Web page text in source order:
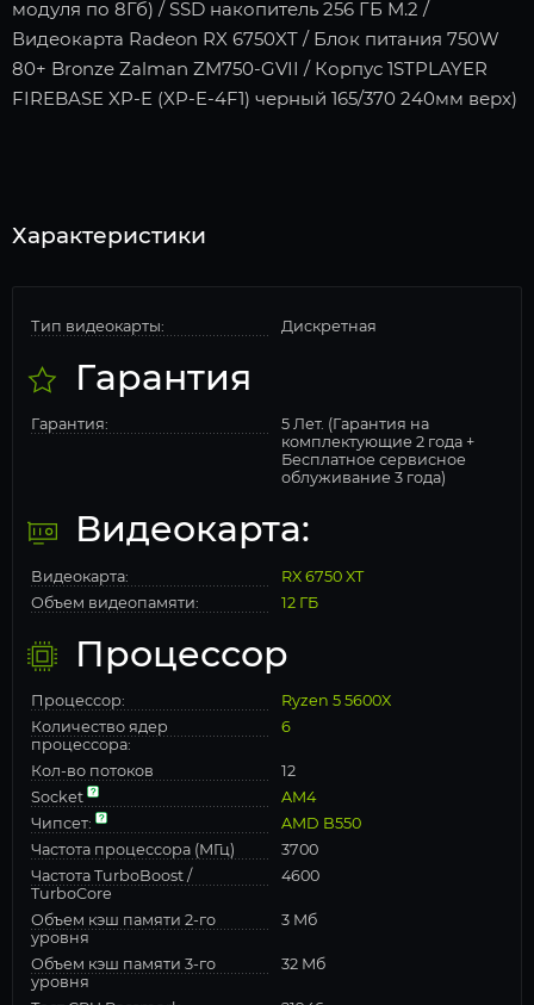
модуля по 8Гб) / SSD накопитель 256 ГБ M.2 /
Видеокарта Radeon RX 6750XT / Блок питания 750W
80+ Bronze Zalman ZM750-GVII / Корпус 1STPLAYER
FIREBASE XP-E (XP-E-4F1) черный 165/370 240мм верх)
Характеристики
Тип видеокарты: Дискретная
Гарантия
Гарантия:
5 Лет. (Гарантия на
комплектующие 2 года +
Бесплатное сервисное
облуживание 3 года)
Видеокарта:
Видеокарта:
RX 6750 XT
Объем видеопамяти:
12 ГБ
Процессор
Процессор:
Ryzen 5 5600X
Количество ядер
процессора:
6
Кол-во потоков
12
Socket
AM4
Чипсет:
AMD B550
Частота процессора (МГц)
3700
Частота TurboBoost /
TurboCore
4600
Объем кэш памяти 2-го
уровня
3 Мб
Объем кэш памяти 3-го
уровня
32 Мб